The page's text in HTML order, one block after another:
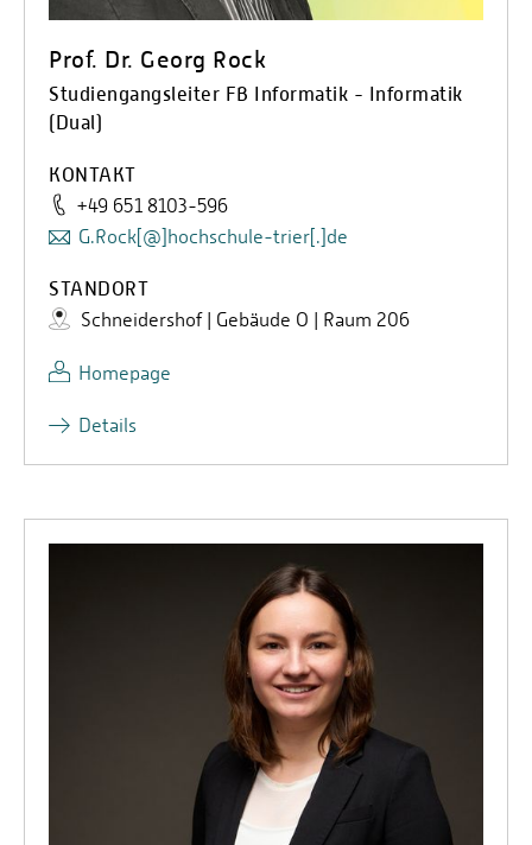
Prof. Dr. Georg Rock
Studiengangsleiter FB Informatik - Informatik
(Dual)
KONTAKT
+49 651 8103-596
G.Rock[@]hochschule-trier[.]de
STANDORT
Schneidershof | Gebäude O | Raum 206
Homepage
Details